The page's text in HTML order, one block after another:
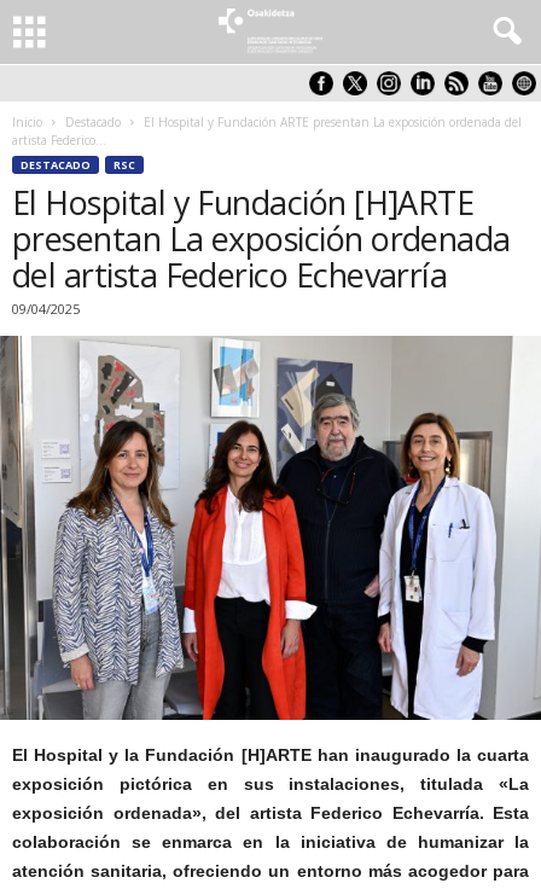
Inicio Destacado
El Hospital y Fundación ARTE presentan La exposición ordenada del
artista Federico...
DESTACADO RSC
El Hospital y Fundación [H]ARTE
presentan La exposición ordenada
del artista Federico Echevarría
09/04/2025
El Hospital y la Fundación [H]ARTE han inaugurado la cuarta
exposición pictórica en sus instalaciones, titulada «La
exposición ordenada», del artista Federico Echevarría. Esta
colaboración se enmarca en la iniciativa de humanizar la
atención sanitaria, ofreciendo un entorno más acogedor para